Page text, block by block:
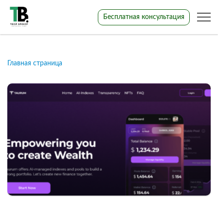
Бесплатная консультация
Главная страница